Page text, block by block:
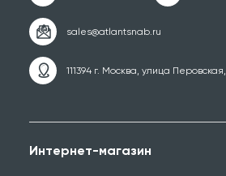
111394 г. Москва, улица
Интернет-магазин